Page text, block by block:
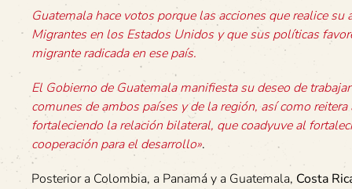
Guatemala hace votos porque las acciones que realice
Migrantes en los Estados Unidos y que sus políticas
migrante radicada en ese país.
El Gobierno de Guatemala manifiesta su deseo de
comunes de ambos países y de la región, así como
fortaleciendo la relación bilateral, que coadyuve al
cooperación para el desarrollo».
Posterior a Colombia, a Panamá y a Guatemala, Costa